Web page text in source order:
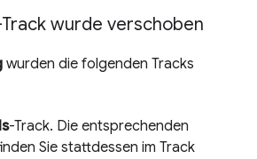
wurde verschoben
wurden die folgenden Tracks
-Track. Die entsprechenden
Sie stattdessen im Track